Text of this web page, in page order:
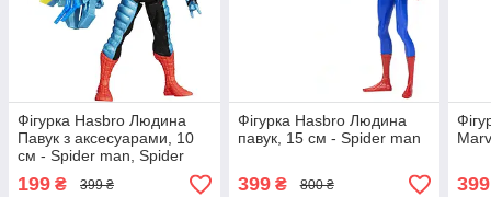
Фігурка Hasbro Людина
Павук з аксесуарами, 10
см - Spider man, Spider
Strike
199 ₴ 399 ₴
Фігурка Hasbro Людина
павук, 15 см - Spider man
399₴ 800 ₴ 399